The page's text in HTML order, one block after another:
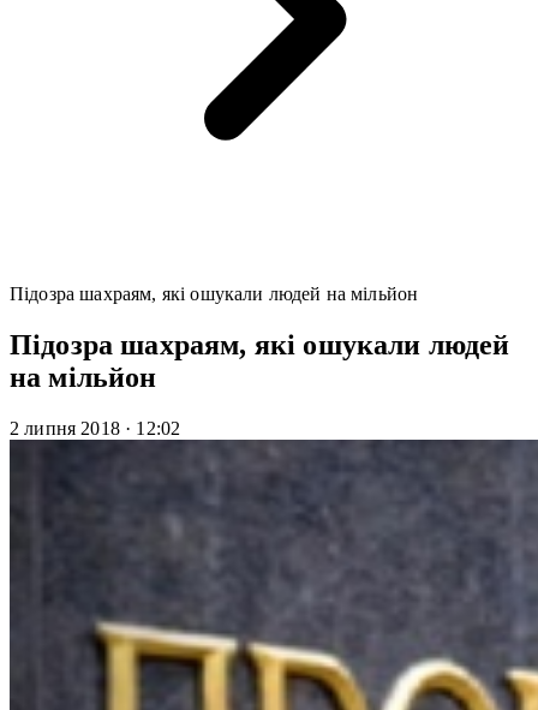
Підозра шахраям, які ошукали людей на мільйон
Підозра шахраям, які ошукали людей
на мільйон
2 липня 2018 · 12:02